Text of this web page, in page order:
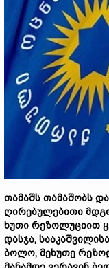
თამაშს თამაშობს
ღირებულებითი
ხუთი რეზოლუციით
დასჯა,
ბოლო, მეხუთე